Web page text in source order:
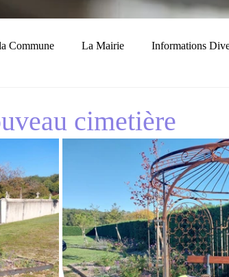
Commune La Mairie Informations
cimetière